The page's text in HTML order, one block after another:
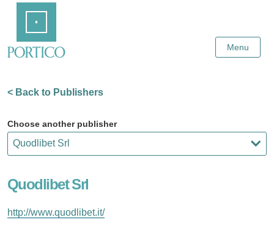
Content
Menu
< Back to Publishers
Choose another publisher
Quodlibet Srl
http://www.quodlibet.it/